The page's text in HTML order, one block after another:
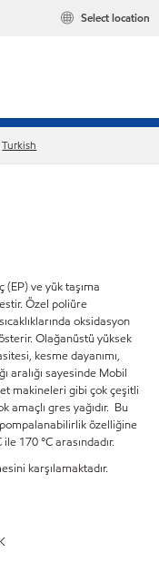
Select location
Turkish
(EP) ve yük taşıma
Özel poliüre
oksidasyon
Olağanüstü yüksek
kesme dayanımı,
aralığı sayesinde Mobil
makineleri gibi çok çeşitli
gres yağıdır. Bu
özelliğine
170 °C arasındadır.
karşılamaktadır.